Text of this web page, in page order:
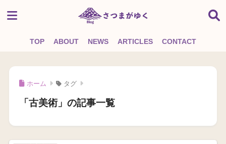
TOP ABOUT NEWS ARTICLES CONTACT
ホーム タグ
「古美術」の記事一覧